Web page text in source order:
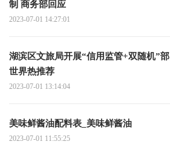
制 商务部回应
2023-07-01 14:27:01
湖滨区文旅局开展“信用监管+双随机”
世界热推荐
2023-07-01 13:14:04
美味鲜酱油配料表_美味鲜酱油
2023-07-01 11:55:25